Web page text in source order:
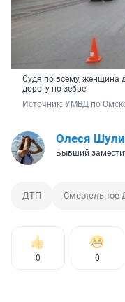
Судя по всему, женщина
дорогу по зебре
Источник: УМВД по
Олеся
Бывший
ДТП Смертельное
0 0